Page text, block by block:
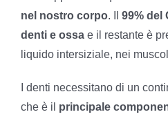
nel nostro corpo. Il 99% del
denti e ossae il restante è
liquido intersiziale, nei
I denti necessitano di un
che è il principale